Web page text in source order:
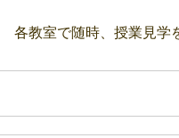
各教室で随時、授業見学